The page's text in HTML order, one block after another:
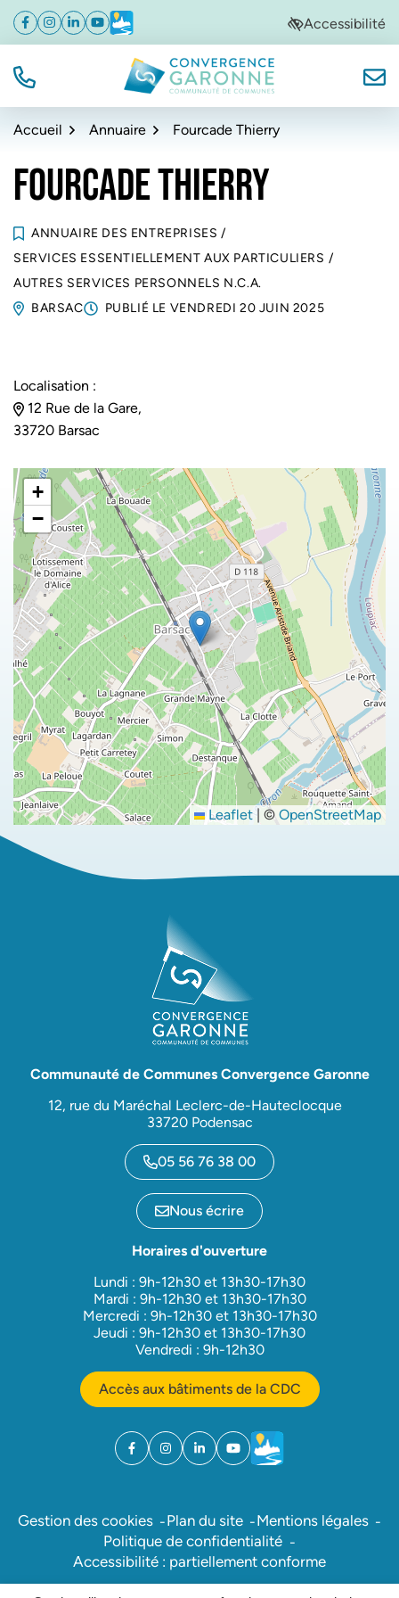
Aller
navigation
Aller
au
Aller
au
de
Facebook
(ouverture dans un nouvel onglet)
Instagram
(ouverture dans un nouvel onglet)
Linkedin
(ouverture dans un nouvel onglet)
YouTube
(ouverture dans un nouvel onglet)
Météo
(ouverture dans un nouvel onglet)Accessibilité
TÉL. Convergence Garonne
Accueil Annuaire Fourcade Thierry
FOURCADE THIERRY
ANNUAIRE DES ENTREPRISES /
SERVICES ESSENTIELLEMENT AUX PARTICULIERS /
AUTRES SERVICES PERSONNELS N.C.A.
BARSAC
PUBLIÉ LE VENDREDI 20 JUIN 2025
Localisation :
12 Rue de la Gare,
33720 Barsac
+
−
Leaflet | © OpenStreetMap
Communauté de Communes Convergence Garonne
12, rue du Maréchal Leclerc-de-Hauteclocque
33720 Podensac
05 56 76 38 00
Nous écrire
Horaires d'ouverture
Lundi : 9h-12h30 et 13h30-17h30
Mardi : 9h-12h30 et 13h30-17h30
Mercredi : 9h-12h30 et 13h30-17h30
Jeudi : 9h-12h30 et 13h30-17h30
Vendredi : 9h-12h30
Accès aux bâtiments de la CDC
Facebook
(ouverture dans un nouvel onglet)
Instagram
(ouverture dans un nouvel onglet)
Linkedin
(ouverture dans un nouvel onglet)
YouTube
(ouverture dans un nouvel
Météo
(ouverture dans un
Gestion des cookies Plan du site
Mentions légales
Politique de confidentialité
Accessibilité : partiellement conforme